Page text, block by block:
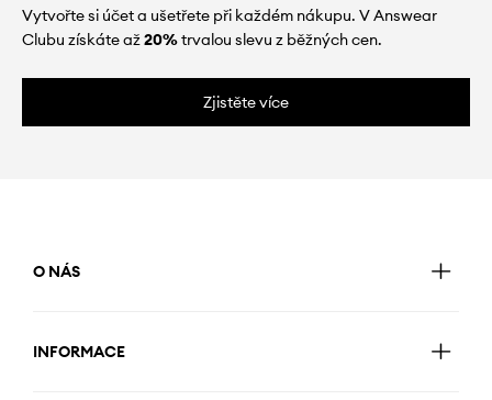
Vytvořte si účet a ušetřete při každém nákupu. V Answear
Clubu získáte až20%trvalou slevu z běžných cen.
Zjistěte více
O NÁS
INFORMACE